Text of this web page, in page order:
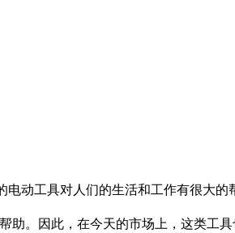
动工具对人们的生活和工作有很大
助。因此，在今天的市场上，这类工